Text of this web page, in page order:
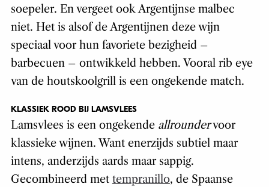
soepeler. En vergeet ook Argentijnse malbec
niet. Het is alsof de Argentijnen deze wijn
speciaal voor hun favoriete bezigheid –
barbecuen – ontwikkeld hebben. Vooral rib eye
van de houtskoolgrill is een ongekende match.
KLASSIEK ROOD BIJ LAMSVLEES
Lamsvlees is een ongekende allroundervoor
klassieke wijnen. Want enerzijds subtiel maar
intens, anderzijds aards maar sappig.
Gecombineerd met tempranillo, de Spaanse